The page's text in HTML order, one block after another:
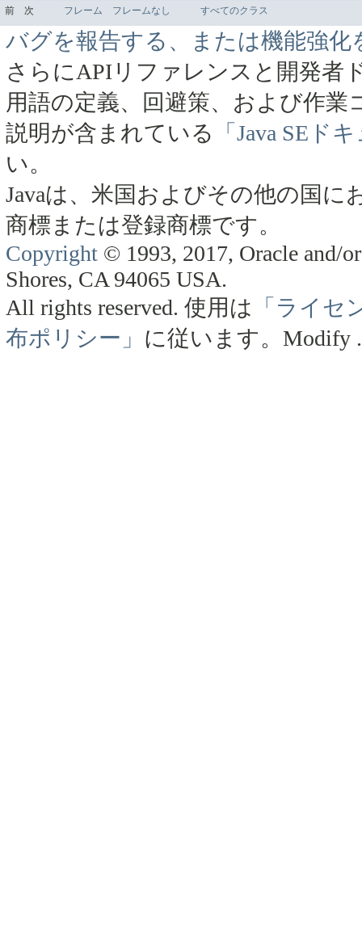
前 次 フレーム フレームなし すべてのクラス
バグを報告する、または機能強化
さらにAPIリファレンスと開発者
用語の定義、回避策、および作
説明が含まれている
「Java SEド
い。
Javaは、米国およびその他の国に
商標または登録商標です。
Copyright © 1993, 2017, Oracle and/
Shores, CA 94065 USA.
All rights reserved. 使用は 「ライセ
布ポリシー」 に従います。 Modify